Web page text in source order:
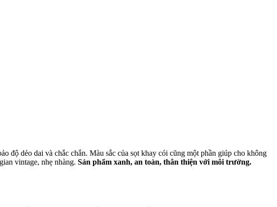
dẻo dai và chắc chắn. Màu sắc của sọt khay cói cũng một phần giúp cho không
vintage, nhẹ nhàng. Sản phẩm xanh, an toàn, thân thiện với môi trường.